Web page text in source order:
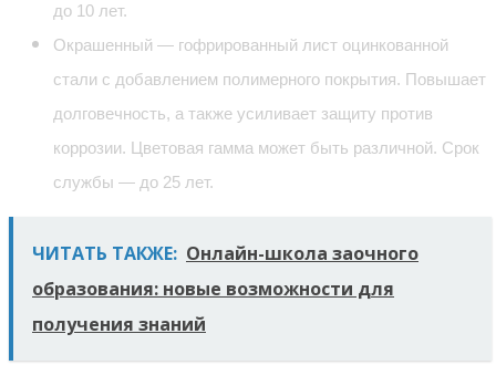
до 10 лет.
Окрашенный — гофрированный лист оцинкованной
стали с добавлением полимерного покрытия. Повышает
долговечность, а также усиливает защиту против
коррозии. Цветовая гамма может быть различной. Срок
службы — до 25 лет.
ЧИТАТЬ ТАКЖЕ: Онлайн-школа заочного
образования: новые возможности для
получения знаний